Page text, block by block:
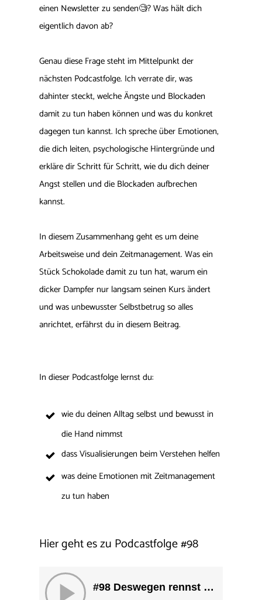
einen Newsletter zu senden🧐? Was hält dich
eigentlich davon ab?
Genau diese Frage steht im Mittelpunkt der
nächsten Podcastfolge. Ich verrate dir, was
dahinter steckt, welche Ängste und Blockaden
damit zu tun haben können und was du konkret
dagegen tun kannst. Ich spreche über Emotionen,
die dich leiten, psychologische Hintergründe und
erkläre dir Schritt für Schritt, wie du dich deiner
Angst stellen und die Blockaden aufbrechen
kannst.
In diesem Zusammenhang geht es um deine
Arbeitsweise und dein Zeitmanagement. Was ein
Stück Schokolade damit zu tun hat, warum ein
dicker Dampfer nur langsam seinen Kurs ändert
und was unbewusster Selbstbetrug so alles
anrichtet, erfährst du in diesem Beitrag.
In dieser Podcastfolge lernst du:
wie du deinen Alltag selbst und bewusst in
die Hand nimmst
dass Visualisierungen beim Verstehen helfen
was deine Emotionen mit Zeitmanagement
zu tun haben
Hier geht es zu Podcastfolge#98